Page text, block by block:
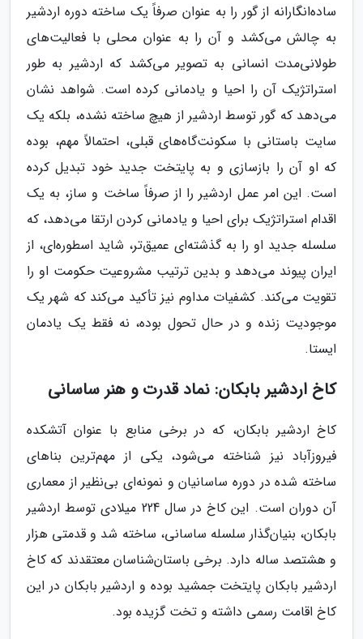
ساده‌انگارانه از گور را به عنوان صرفاً یک ساخته دوره اردشیر
به چالش می‌کشد و آن را به عنوان محلی با فعالیت‌های
طولانی‌مدت انسانی به تصویر می‌کشد که اردشیر به طور
استراتژیک آن را احیا و یادمانی کرده است. شواهد نشان
می‌دهد که گور توسط اردشیر از هیچ ساخته نشده، بلکه یک
سایت باستانی با سکونت‌گاه‌های قبلی، احتمالاً مهم، بوده
که او آن را بازسازی و به پایتخت جدید خود تبدیل کرده
است. این امر عمل اردشیر را از صرفاً ساخت و ساز، به یک
اقدام استراتژیک برای احیا و یادمانی کردن ارتقا می‌دهد، که
سلسله جدید او را به گذشته‌ای عمیق‌تر، شاید اسطوره‌ای، از
ایران پیوند می‌دهد و بدین ترتیب مشروعیت حکومت او را
تقویت می‌کند. کشفیات مداوم نیز تأکید می‌کند که شهر یک
موجودیت زنده و در حال تحول بوده، نه فقط یک یادمان
ایستا.
کاخ اردشیر بابکان: نماد قدرت و هنر ساسانی
کاخ اردشیر بابکان، که در برخی منابع با عنوان آتشکده
فیروزآباد نیز شناخته می‌شود، یکی از مهم‌ترین بناهای
ساخته شده در دوره ساسانیان و نمونه‌ای بی‌نظیر از معماری
آن دوران است. این کاخ در سال 224 میلادی توسط اردشیر
بابکان، بنیان‌گذار سلسله ساسانی، ساخته شد و قدمتی هزار
و هشتصد ساله دارد. برخی باستان‌شناسان معتقدند که کاخ
اردشیر بابکان پایتخت جمشید بوده و اردشیر بابکان در این
کاخ اقامت رسمی داشته و تخت گزیده بود.